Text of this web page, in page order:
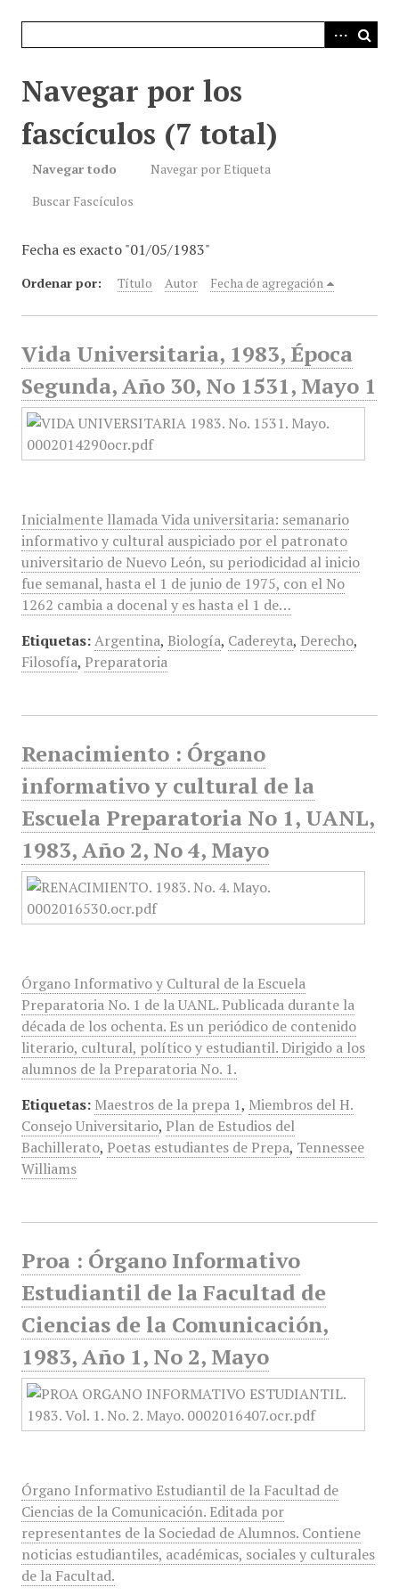
Navegar por los
fascículos (7 total)
Navegar todo
Navegar por Etiqueta
Buscar Fascículos
Fecha es exacto "01/05/1983"
Ordenar por: Título Autor Fecha de agregación
Vida Universitaria, 1983, Época
Segunda, Año 30, No 1531, Mayo 1
Inicialmente llamada Vida universitaria: semanario
informativo y cultural auspiciado por el patronato
universitario de Nuevo León, su periodicidad al inicio
fue semanal, hasta el 1 de junio de 1975, con el No
1262 cambia a docenal y es hasta el 1 de…
Etiquetas: Argentina, Biología, Cadereyta, Derecho,
Filosofía, Preparatoria
Renacimiento : Órgano
informativo y cultural de la
Escuela Preparatoria No 1, UANL,
1983, Año 2, No 4, Mayo
Órgano Informativo y Cultural de la Escuela
Preparatoria No. 1 de la UANL. Publicada durante la
década de los ochenta. Es un periódico de contenido
literario, cultural, político y estudiantil. Dirigido a los
alumnos de la Preparatoria No. 1.
Etiquetas: Maestros de la prepa 1, Miembros del H.
Consejo Universitario, Plan de Estudios del
Bachillerato, Poetas estudiantes de Prepa, Tennessee
Williams
Proa : Órgano Informativo
Estudiantil de la Facultad de
Ciencias de la Comunicación,
1983, Año 1, No 2, Mayo
Órgano Informativo Estudiantil de la Facultad de
Ciencias de la Comunicación. Editada por
representantes de la Sociedad de Alumnos. Contiene
noticias estudiantiles, académicas, sociales y culturales
de la Facultad.